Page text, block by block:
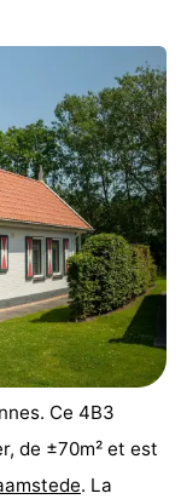
Ce 4B3
de ±70m² et est
. La